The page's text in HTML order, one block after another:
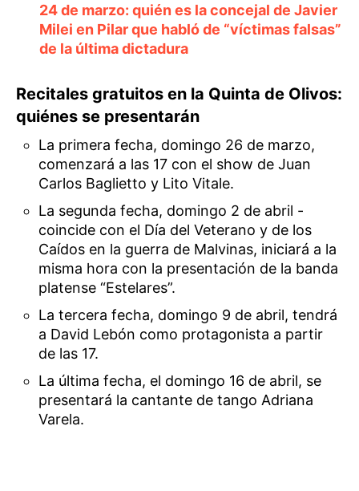
24 de marzo: quién es la concejal de Javier
Milei en Pilar que habló de “víctimas falsas”
de la última dictadura
Recitales gratuitos en la Quinta de Olivos:
quiénes se presentarán
La primera fecha, domingo 26 de marzo,
comenzará a las 17 con el show de Juan
Carlos Baglietto y Lito Vitale.
La segunda fecha, domingo 2 de abril -
coincide con el Día del Veterano y de los
Caídos en la guerra de Malvinas, iniciará a la
misma hora con la presentación de la banda
platense “Estelares”.
La tercera fecha, domingo 9 de abril, tendrá
a David Lebón como protagonista a partir
de las 17.
La última fecha, el domingo 16 de abril, se
presentará la cantante de tango Adriana
Varela.